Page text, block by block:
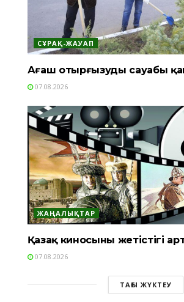
СҰРАҚ-ЖАУАП
Ағаш отырғызудың сауабы
07.08.2026
ЖАҢАЛЫҚТАР
Қазақ киносының жетістігі
07.08.2026
ТАҒЫ ЖҮКТЕУ